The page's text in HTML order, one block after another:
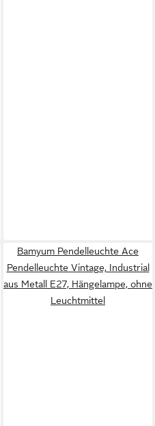
Bamyum Pendelleuchte Ace
Pendelleuchte Vintage, Industrial
aus Metall E27, Hängelampe, ohne
Leuchtmittel